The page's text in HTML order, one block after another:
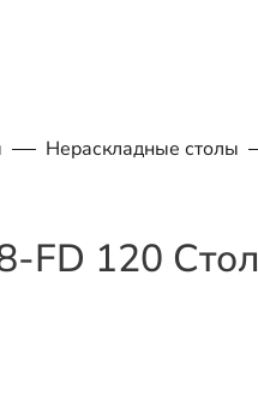
Нераскладные столы
FD 120 Стол